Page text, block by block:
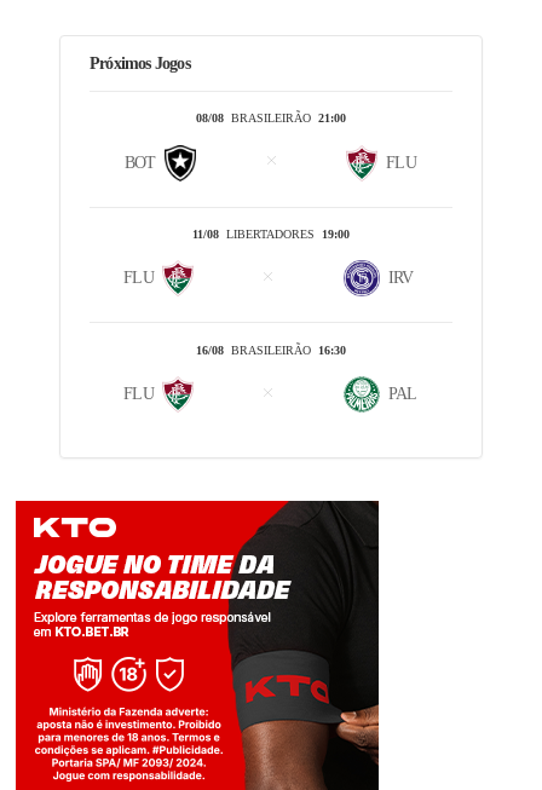
Próximos Jogos
08/08BRASILEIRÃO 21:00
BOT FLU
11/08LIBERTADORES 19:00
FLU IRV
16/08BRASILEIRÃO 16:30
FLU PAL